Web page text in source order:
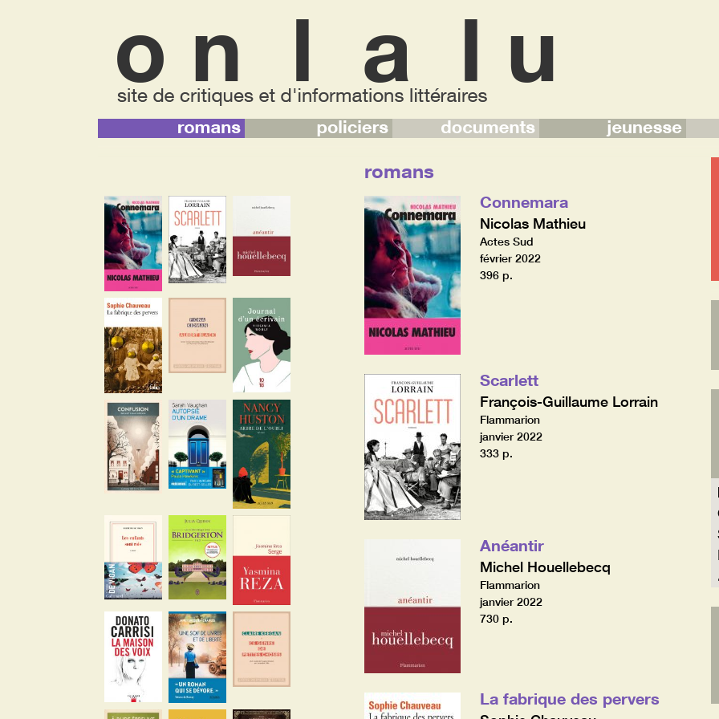
romans
Connemara
Nicolas Mathieu
Actes Sud
février 2022
396 p.
Scarlett
François-Guillaume Lorrain
Flammarion
janvier 2022
333 p.
Anéantir
Michel Houellebecq
Flammarion
janvier 2022
730 p.
La fabrique des pervers